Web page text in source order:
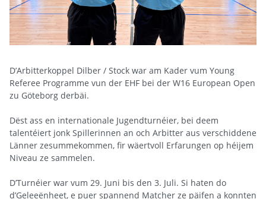
D’Arbitterkoppel Dilber / Stock war am Kader vum Young
Referee Programme vun der EHF bei der W16 European Open
zu Göteborg derbäi.
Dëst ass en internationale Jugendturnéier, bei deem
talentéiert jonk Spillerinnen an och Arbitter aus verschiddene
Länner zesummekommen, fir wäertvoll Erfarungen op héijem
Niveau ze sammelen.
D’Turnéier war vum 29. Juni bis den 3. Juli. Si haten do
d’Geleeënheet, e puer spannend Matcher ze päifen a konnten